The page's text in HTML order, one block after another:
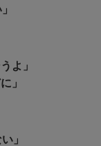
よ」
」
」